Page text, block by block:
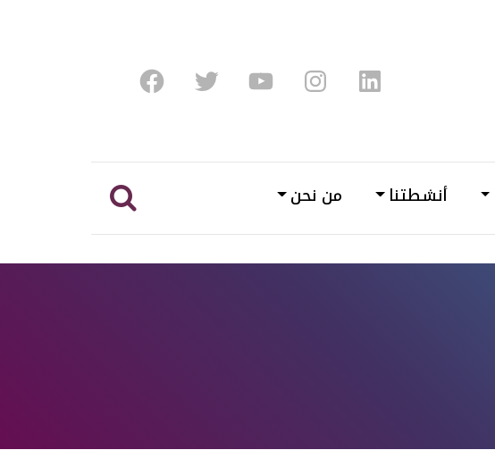
FacebookTwitterYoutubeInstagramLinkedin
أنشطتنا من نحن